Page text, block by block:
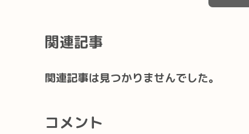
関連記事
関連記事は見つかりませんでした。
コメント